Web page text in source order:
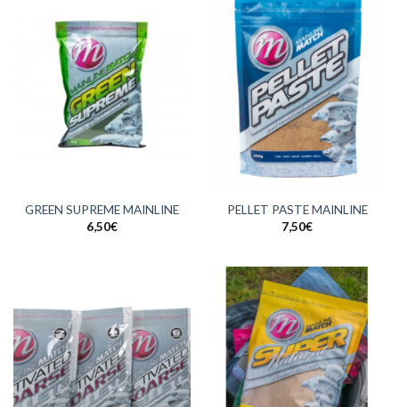
GREEN SUPREME MAINLINE
6,50€
PELLET PASTE MAINLINE
7,50€